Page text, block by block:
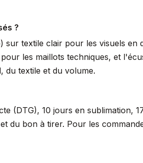
?
sur textile clair pour les visuels en
les maillots techniques, et
du textile et du volume.
(DTG), 10 jours en sublimation,
du bon à tirer. Pour les